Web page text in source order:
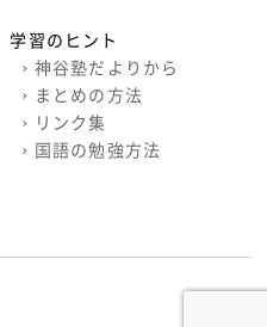
学習のヒント
› 神谷塾だよりから
› まとめの方法
› リンク集
› 国語の勉強方法